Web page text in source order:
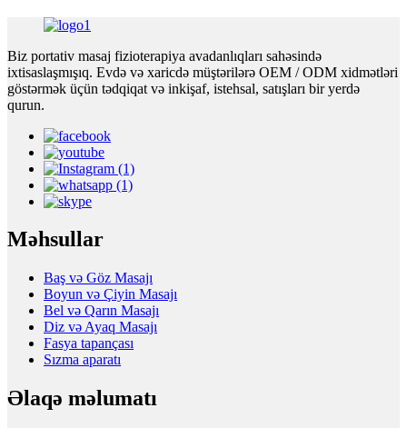
Biz portativ masaj fizioterapiya avadanlıqları sahəsində
ixtisaslaşmışıq. Evdə və xaricdə müştərilərə OEM / ODM xidmətləri
göstərmək üçün tədqiqat və inkişaf, istehsal, satışları bir yerdə
qurun.
Məhsullar
Baş və Göz Masajı
Boyun və Çiyin Masajı
Bel və Qarın Masajı
Diz və Ayaq Masajı
Fasya tapançası
Sızma aparatı
Əlaqə məlumatı